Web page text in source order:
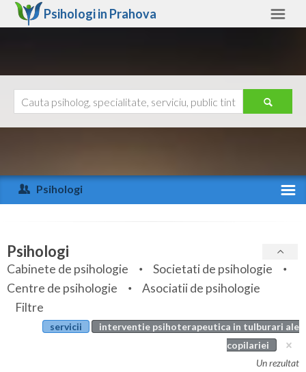
Psihologi in Prahova
Arad
Arges
Bihor
Bistrita-Nasaud
Botosani
Ajutor
Psihologi
Specialitati
Servicii
Articole
Evenimente
Psihologi
Cabinete de psihologie
Societati de psihologie
Centre de psihologie
Asociatii de psihologie
Filtre
servicii
interventie psihoterapeutica in tulburari ale
copilariei
Un rezultat